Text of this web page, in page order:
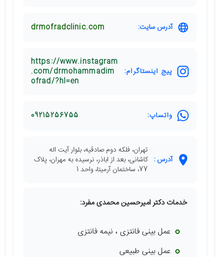
آدرس سایت: drmofradclinic.com
پیج اینستاگرام:
https://www.instagram
.com/drmohammadim
ofrad/?hl=en
واتساپ: 09215256755
آدرس :
تهران، فلکه دوم صادقیه، بلوار آیت اله
کاشانی، بعد از اباذر، نرسیده به مهران، پلاک
77، ساختمان آرمیتا، واحد 1
خدمات دکتر امیرحسین محمدی مفرد:
عمل بینی فانتزی ، نیمه فانتزی
عمل بینی طبیعی